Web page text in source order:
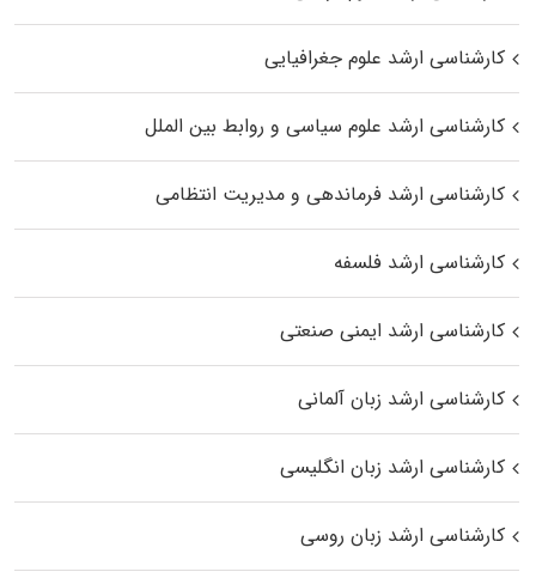
کارشناسی ارشد علوم جغرافیایی
کارشناسی ارشد علوم سیاسی و روابط بین الملل
کارشناسی ارشد فرماندهی و مدیریت انتظامی
کارشناسی ارشد فلسفه
کارشناسی ارشد ایمنی صنعتی
کارشناسی ارشد زبان آلمانی
کارشناسی ارشد زبان انگلیسی
کارشناسی ارشد زبان روسی